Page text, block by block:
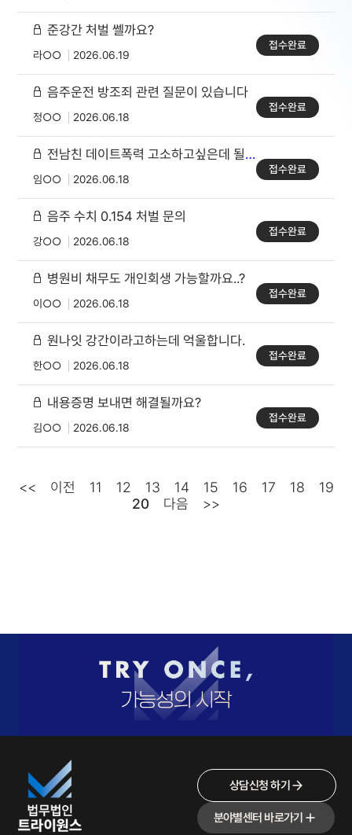
준강간 처벌 쎌까요?
라○○ 2026.06.19
접수완료
음주운전 방조죄 관련 질문이 있습니다
정○○ 2026.06.18
접수완료
전남친 데이트폭력 고소하고싶은데 될까요..
임○○ 2026.06.18
접수완료
음주 수치 0.154 처벌 문의
강○○ 2026.06.18
접수완료
병원비 채무도 개인회생 가능할까요..?
이○○ 2026.06.18
접수완료
원나잇 강간이라고하는데 억울합니다.
한○○ 2026.06.18
접수완료
내용증명 보내면 해결될까요?
김○○ 2026.06.18
접수완료
<< 이전 11 12 13 14 15 16 17 18
19
20
다음 >>
상담신청 하기
분야별센터 바로가기